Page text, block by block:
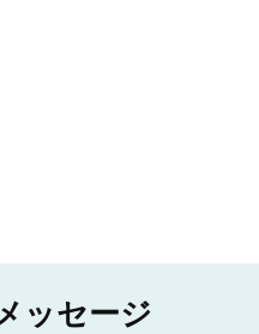
ッセージ